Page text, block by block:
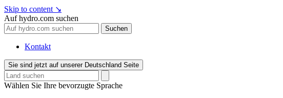
Skip to content ↘
Auf hydro.com suchen
Suchen
Kontakt
Sie sind jetzt auf unserer Deutschland Seite
Wählen Sie Ihre bevorzugte Sprache